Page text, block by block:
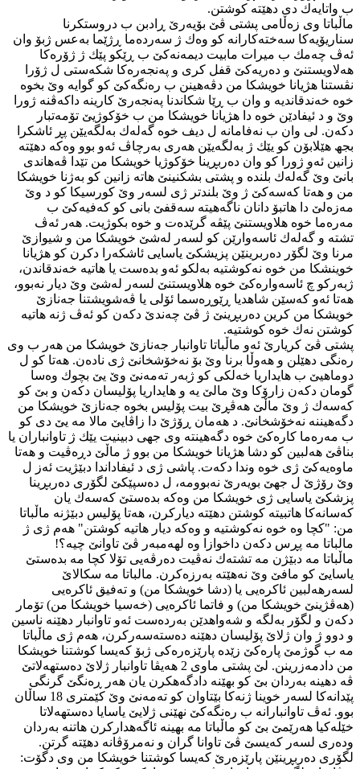
ب واتایه‌ك دی دهێته‌ كوشتن.
ماڵباتا وی زه‌ڵامی پشتی ڤێ بۆیه‌رێ ڕادبن ب دروستكرنا
سناریۆیه‌كا سه‌خته‌كارانه‌ كو وه‌ك ژ سه‌رده‌ما ڕژێما به‌عس ژبۆ وان
ئه‌ڤ چه‌مك ب میرات مابیت دیمه‌نه‌كێ ب ڕێكو پێك ژ ژۆره‌كا
هه‌لاویستنێ و ده‌ریه‌كێ قفل كری و په‌نجه‌ره‌كا شكه‌ستی ل ژۆرا
نڤستنا هژیانا خویشكا من دڤه‌هینن ب ره‌نگه‌كێ كو گوایه‌ وێ بخوه‌
خوه‌ خه‌ندقاندیه‌ و وان ب ڕێا شكاندنا په‌نجه‌رێ كارینه‌ داكه‌ڤنه‌ ژورا
وێ و د ئیفادێن خوه‌ دا هژیانا خویشكا من ب خۆكوژیێ تۆمه‌تبار
دكه‌ن. لی وان ب نه‌فامانه‌ ل دیف خوه‌ گه‌له‌ك به‌لگه‌یێن پڕ ئاشكرا
بجھ هێلابۆن كو یێك ژ به‌لگه‌یێن هه‌ری به‌رچاڤ ئه‌و بوو وه‌كه‌ دهێته‌
زانین ئه‌و ژورا كو وان ده‌ربڕینا خۆكوژیا خویشكا من تێدا ڤه‌هاندی
بانێ وێ گه‌له‌ك بلنده‌ و پشتی بشكنینێ هاته‌ زانین كو به‌ژنا خویشكا
من و هه‌تا كه‌سه‌كێ ژ وێ بلندتر ژی لسه‌ر وێ كورسیكا كو د وێ
مه‌زه‌لێ دا هاتبۆ دانان ناگه‌هیته‌ سه‌قفێ بانی كو كه‌فیه‌كێ ب
مه‌ره‌ما خوه‌ هلاویستنێ پێڤه‌ گرێده‌ت و خوه‌ بكوژیت. هه‌ر ئه‌ڤ
تشته‌ و گه‌له‌ك ئاسه‌وارێن كو لسه‌ر له‌شێ خویشكا من و شیوازێ
مرنا وێ لگۆر ده‌ربرینێن پزیشكێ یاسایی ئاشكه‌را دكرن كو هژیانا
خوینشكا من خوه‌ نه‌كوشتیه‌ به‌لكو ئه‌و بده‌ست یا هاتیه‌ خه‌ندقاندن،
ژبه‌ركو چ ئاسه‌واره‌كێ خوه‌ هلاویستنێ لسه‌ر له‌شێ وێ دیار نه‌بوو،
هه‌تا ئه‌و كه‌سێن شاهدیا ڕێوڕه‌سما ئۆلی یا ڤه‌شویشتنا جه‌نازێ
خویشكا من كرین ده‌ربڕینێ ژ ڤێ چه‌ندێ دكه‌ن كو ئه‌ڤ ژنه‌ هاتیه‌
كوشتن نه‌ك خوه‌ كوشتیه‌.
پشتی ڤێ كریارێ ئه‌و ماڵباتا تاوانبار جه‌نازێ خویشكا من هه‌ر ب وی
ره‌نگی دهێلن و هه‌وڵا برنا وێ بۆ نه‌خۆشخانێ ژی ناده‌ن. هه‌تا كو ل
دوماهیێ ب هایداریا خه‌لكی كو ژبه‌ر ته‌مه‌نێ وێ یێ بچوك وه‌سا
گومان دكه‌ن زارۆكا وێ مالێ یه‌ و هایداریا پۆلیسان دكه‌ن و بێ كو
كه‌سه‌ك ژ وێ ماڵێ هه‌ڤڕێ بیت پۆلیس بخوه‌ جه‌نازێ خویشكا من
دگه‌هیننه‌ نه‌خۆشخانێ. د هه‌مان ڕۆژێ دا زاڤایێ مالا مه‌ یێ دی كو
ب مه‌ره‌ما كاره‌كێ خوه‌ دگه‌هینته‌ وی جهی دبینیت یێك ژ تاوانباران یا
بناڤێ هه‌لبین كو دشا هژیانا خویشكا من بوو ژ ماڵێ دڕه‌ڤیت و هه‌تا
ماوه‌یه‌كێ ژی خوه‌ وندا دكه‌ت. پاشی ژی د ئیفاداندا دبێژیت ئه‌ز ل
وێ رۆژێ ل جهێ بویه‌رێ نه‌بوومه‌، ل ده‌سپێكێ لگۆری ده‌ربڕینا
پزشكێ یاسایی ژی خویشكا من وه‌كه‌ بده‌ستێ كه‌سه‌ك یان
كه‌سانه‌كا هاتبیته‌ كوشتن دهێته‌ دیاركرن، هه‌تا پۆلیس دبێژنه‌ ماڵباتا
من: "كچا وه‌ خوه‌ نه‌كوشتیه‌ و وه‌كه‌ دیار هاتیه‌ كوشتن" هه‌م ژی ژ
مالباتا مه‌ پڕس دكه‌ن داخوازا وه‌ لهه‌مبه‌ر ڤێ تاوانێ چیه‌؟!
ماڵباتا مه‌ دبێژن مه‌ تشته‌ك نه‌ڤیت ده‌رڤه‌یی تۆلا كچا مه‌ بده‌ستێ
یاسایێ كو مافێ وێ نه‌هێته‌ به‌رزه‌كرن. مالباتا مه‌ سكالاێ
لسه‌رهه‌لبین ئاكره‌یی یا (دشا خویشكا من) و ته‌فیق ئاكره‌یی
(هه‌ڤژینێ خویشكا من) و فاتما ئاكره‌یی (خه‌سیا خویشكا من) تۆمار
دكه‌ن و لگۆر به‌لگه‌ و شه‌واهدێن به‌رده‌ست ئه‌و تاوانبار دهێنه‌ ناسین
و دوو ژ وان ژلاێ پۆلیسان دهێنه‌ ده‌سته‌سه‌ركرن، هه‌م ژی ماڵباتا
مه‌ ب گوژمێ پاره‌كێ زێده‌ پارێزه‌ره‌كی ژبۆ كه‌یسا كوشتنا خویشكا
من دادمه‌زرینن. لێ پشتی ماوی 2 هه‌یڤا تاوانبار ژلاێ ده‌ستهه‌لاتێ
ڤه‌ دهینه‌ به‌ردان بێ كو بهێنه‌ دادگه‌هكرن یان هه‌ر ڕه‌نگێ گرنگی
پێدانه‌كا لسه‌ر خوینا ژنه‌كا بێتاوان كو ته‌مه‌نێ وێ كێمتری 18 ساڵان
بوو. ئه‌ڤ تاوانبارانه‌ ب ره‌نگه‌كێ نهێنی ژلایێ یاسایا ده‌ستهه‌لاتا
خێله‌كیا هه‌رێمێ بێ كو ماڵباتا مه‌ بهینه‌ ئاگه‌هداركرن هاتنه‌ به‌ردان
وده‌ری لسه‌ر كه‌یسێ ڤێ تاوانا گران و نه‌مرۆڤانه‌ دهێته‌ گرتن.
لگۆری ده‌ربڕینێن پارێزه‌رێ كه‌یسا كوشتنا خویشكا من وی دگۆت: